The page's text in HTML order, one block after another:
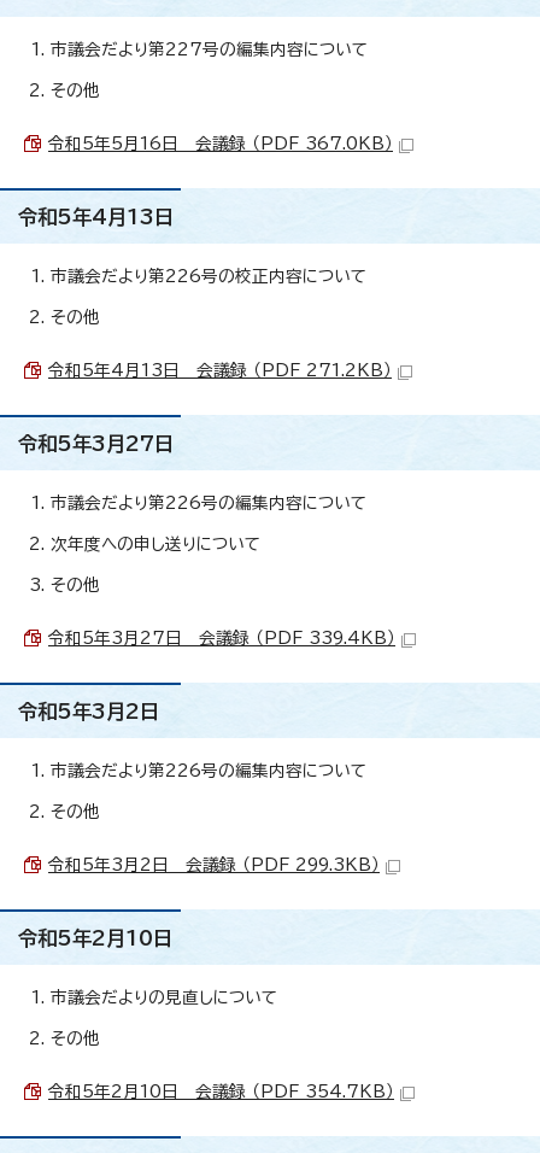
市議会だより第227号の編集内容について
その他
令和5年5月16日 会議録 （PDF 367.0KB）
令和5年4月13日
市議会だより第226号の校正内容について
その他
令和5年4月13日 会議録 （PDF 271.2KB）
令和5年3月27日
市議会だより第226号の編集内容について
次年度への申し送りについて
その他
令和5年3月27日 会議録 （PDF 339.4KB）
令和5年3月2日
市議会だより第226号の編集内容について
その他
令和5年3月2日 会議録 （PDF 299.3KB）
令和5年2月10日
市議会だよりの見直しについて
その他
令和5年2月10日 会議録 （PDF 354.7KB）